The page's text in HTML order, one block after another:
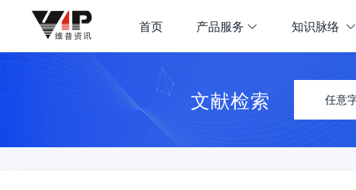
首页 产品服务 知识脉络
文献检索 任意